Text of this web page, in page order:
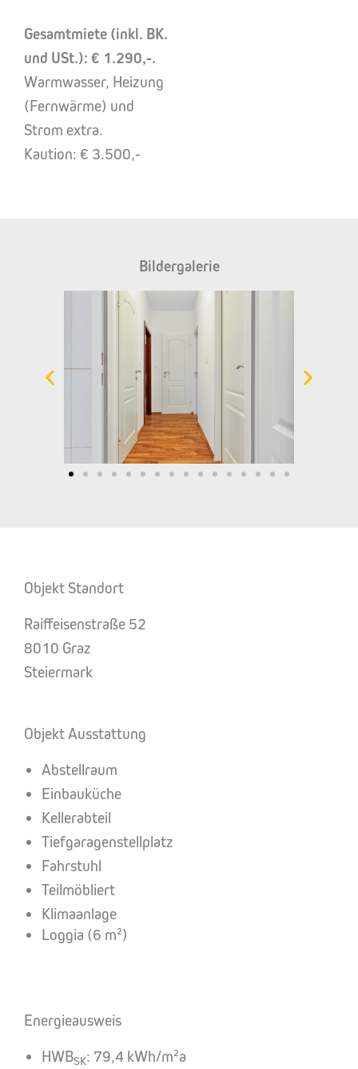
Gesamtmiete (inkl. BK.
und USt.): € 1.290,-.
Warmwasser, Heizung
(Fernwärme) und
Strom extra.
Kaution: € 3.500,-
Bildergalerie
Objekt Standort
Raiffeisenstraße 52
8010 Graz
Steiermark
Objekt Ausstattung
Abstellraum
Einbauküche
Kellerabteil
Tiefgaragenstellplatz
Fahrstuhl
Teilmöbliert
Klimaanlage
Loggia (6 m²)
Energieausweis
HWBSK: 79,4 kWh/m²a